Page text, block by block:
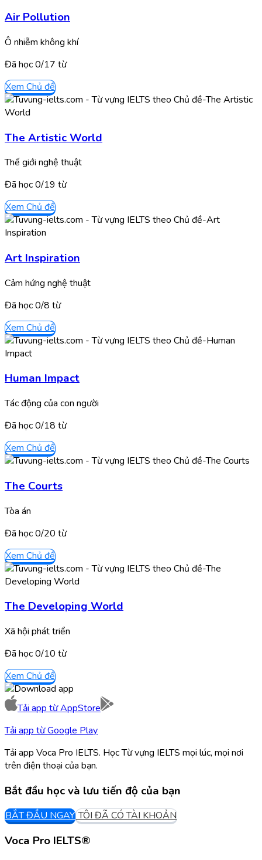
Air Pollution
Ô nhiễm không khí
Đã học0/17 từ
Xem Chủ đề
The Artistic World
Thế giới nghệ thuật
Đã học0/19 từ
Xem Chủ đề
Art Inspiration
Cảm hứng nghệ thuật
Đã học0/8 từ
Xem Chủ đề
Human Impact
Tác động của con người
Đã học0/18 từ
Xem Chủ đề
The Courts
Tòa án
Đã học0/20 từ
Xem Chủ đề
The Developing World
Xã hội phát triển
Đã học0/10 từ
Xem Chủ đề
Tải app từAppStore
Tải app từGoogle Play
Tải app Voca Pro IELTS. Học Từ vựng IELTS mọi lúc, mọi nơi
trên điện thoại của bạn.
Bắt đầu học và lưu tiến độ của bạn
BẮT ĐẦU NGAY TÔI ĐÃ CÓ TÀI KHOẢN
Voca Pro IELTS®